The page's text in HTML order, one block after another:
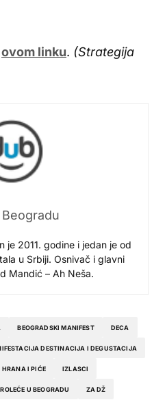
ovom linku. (Strategija
je 2011. godine i jedan je od
u Srbiji. Osnivač i glavni
Mandić – Ah Neša.
BEOGRADSKI MANIFEST DECA
DESTINACIJA I DEGUSTACIJA
HRANA I PIĆE IZLASCI
U BEOGRADU ZA DŽ